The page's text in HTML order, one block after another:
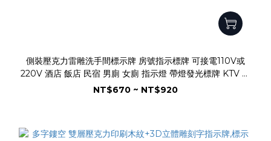
側裝壓克力雷雕洗手間標示牌 房號指示標牌 可接電110V或
220V 酒店 飯店 民宿 男廁 女廁 指示燈 帶燈發光標牌 KTV 美
容會館 電競室 棋牌室 LED帶燈發光門牌
NT$670 ~ NT$920